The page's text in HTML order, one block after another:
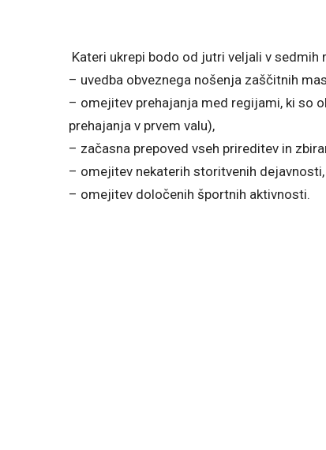
Kateri ukrepi bodo od jutri veljali v
– uvedba obveznega nošenja zaščitnih
– omejitev prehajanja med regijami, ki so
prehajanja v prvem valu),
– začasna prepoved vseh prireditev in
– omejitev nekaterih storitvenih dejavnosti,
– omejitev določenih športnih aktivnosti.